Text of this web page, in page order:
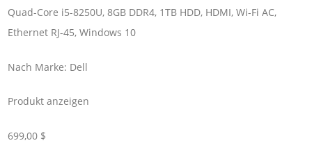
Quad-Core i5-8250U, 8GB DDR4, 1TB HDD, HDMI, Wi-Fi AC,
Ethernet RJ-45, Windows 10
Nach Marke: Dell
Produkt anzeigen
699,00 $